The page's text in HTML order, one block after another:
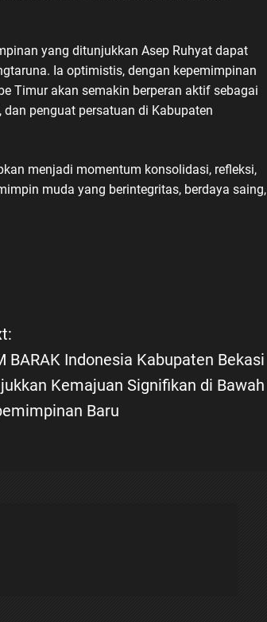
yang ditunjukkan Asep Ruhyat dapat
Ia optimistis, dengan kepemimpinan
Timur akan semakin berperan aktif sebagai
penguat persatuan di Kabupaten
menjadi momentum konsolidasi, refleksi,
muda yang berintegritas, berdaya saing,
BARAK Indonesia Kabupaten Bekasi
Kemajuan Signifikan di Bawah
Baru